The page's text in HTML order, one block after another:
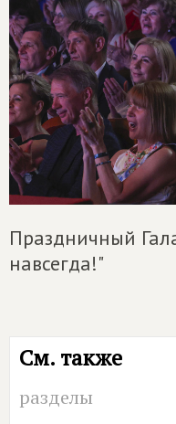
Праздничный
навсегда!"
См. также
разделы